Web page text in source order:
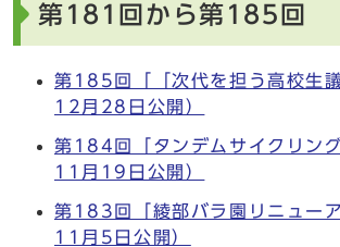
第181回から第185回
第185回「「次代を担う高校生
12月28日公開）
第184回「タンデムサイクリン
11月19日公開）
第183回「綾部バラ園リニュー
11月5日公開）